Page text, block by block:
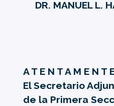
DR. MANUEL L.
A T E N T A M E N T
El Secretario
de la Primera